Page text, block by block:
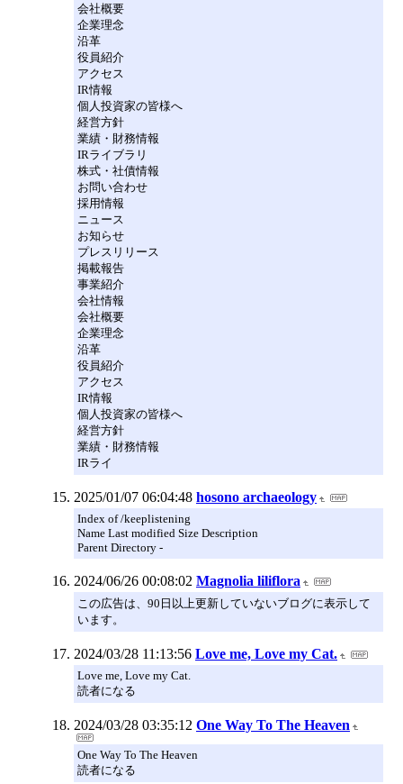
会社概要
企業理念
沿革
役員紹介
アクセス
IR情報
個人投資家の皆様へ
経営方針
業績・財務情報
IRライブラリ
株式・社債情報
お問い合わせ
採用情報
ニュース
お知らせ
プレスリリース
掲載報告
事業紹介
会社情報
会社概要
企業理念
沿革
役員紹介
アクセス
IR情報
個人投資家の皆様へ
経営方針
業績・財務情報
IRライ
2025/01/07 06:04:48 hosono archaeology
Index of /keeplistening
Name Last modified Size Description
Parent Directory -
2024/06/26 00:08:02 Magnolia liliflora
この広告は、90日以上更新していないブログに表示して
います。
2024/03/28 11:13:56 Love me, Love my Cat.
Love me, Love my Cat.
読者になる
2024/03/28 03:35:12 One Way To The Heaven
One Way To The Heaven
読者になる